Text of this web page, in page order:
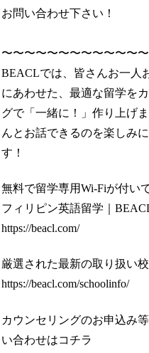
お問い合わせ下さい！
〜〜〜〜〜〜〜〜〜〜〜〜
BEACLでは、皆さんお一人
にあわせた、最適な留学を
グで「一緒に！」作り上げ
んとお話できるのを楽しみ
す！
無料で留学専用Wi-Fiが付い
フィリピン英語留学｜
https://beacl.com/
厳選された最新の取り扱い
https://beacl.com/schoolinfo/
カウンセリングのお申込み
い合わせはコチラ